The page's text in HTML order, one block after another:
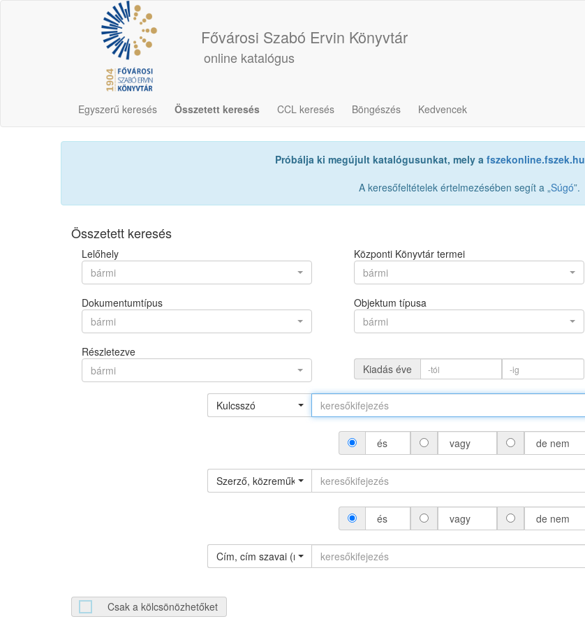
Fővárosi Szabó Ervin Könyvtár
online katalógus
Egyszerű keresés Összetett keresés CCL keresés Böngészés Kedvencek
Próbálja ki megújult katalógusunkat, mely a fszekonline.fszek.hu
A keresőfeltételek értelmezésében segít a „Súgó”.
Összetett keresés
Lelőhely
bármi
Központi Könyvtár termei
bármi
Dokumentumtípus
bármi
Objektum típusa
bármi
Részletezve
bármi
Kiadás éve
Kulcsszó
és vagy de nem
Szerző, közreműködő (névváltozattal)
és vagy de nem
Cím, cím szavai (névváltozat nélkül)
Csak a kölcsönözhetőket